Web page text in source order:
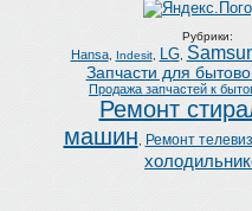
Рубрики:
Hansa, Indesit, LG,
Запчасти для
Продажа запчастей к
Ремонт
машин
Ремонт